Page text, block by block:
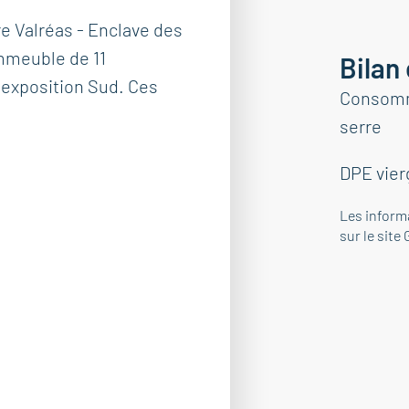
Valréas - Enclave des
de 11
Sud. Ces
Bilan
serre
DPE
Les
sur le site